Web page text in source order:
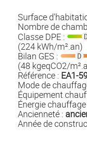
Surface
Nombre de
Classe DPE :
(224 kWh/m².an)
Bilan GES :
(48 kgeqCO2/
Référence : EA1-
Mode de
Équipement
Énergie chauffage
Ancienneté :
Année de